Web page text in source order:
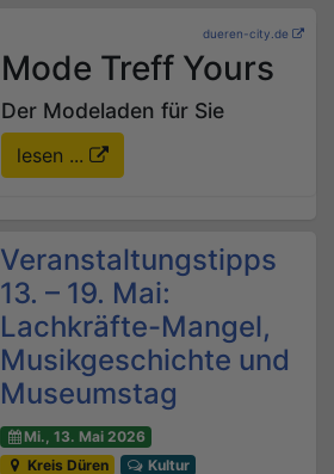
dueren-city.de
Mode Treff Yours
Der Modeladen für Sie
lesen ...
Veranstaltungstipps
13. – 19. Mai:
Lachkräfte-Mangel,
Musikgeschichte und
Museumstag
Mi., 13. Mai 2026
Kreis Düren
Kultur